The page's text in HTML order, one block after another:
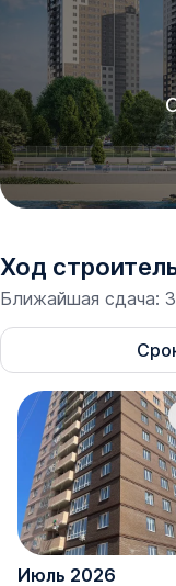
Ход
Ближайшая сдача:
Июль 2026